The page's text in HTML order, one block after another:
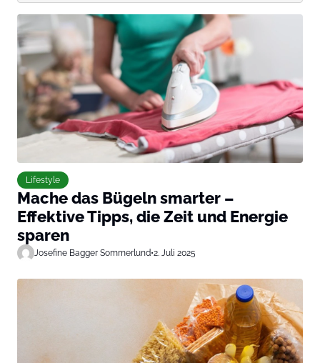
Lifestyle
Mache das Bügeln smarter –
Effektive Tipps, die Zeit und Energie
sparen
Josefine Bagger Sommerlund•2. Juli 2025